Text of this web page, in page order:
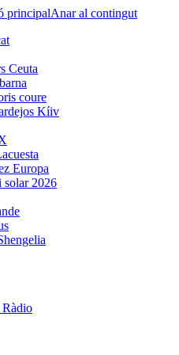
principalAnar al contingut
Ceuta
coure
Kíiv
Europa
solar 2026